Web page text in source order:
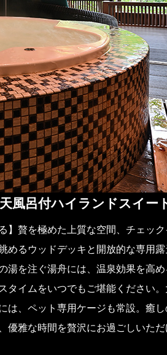
風呂付ハイランドスイー
】贅を極めた上質な空間、チェッ
めるウッドデッキと開放的な専用
湯を注ぐ湯舟には、温泉効果を高
タイムをいつでもご堪能ください
は、ペット専用ケージも常設。癒
優雅な時間を贅沢にお過ごしいた